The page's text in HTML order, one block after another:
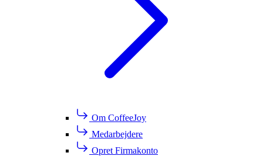
Om CoffeeJoy
Medarbejdere
Opret Firmakonto